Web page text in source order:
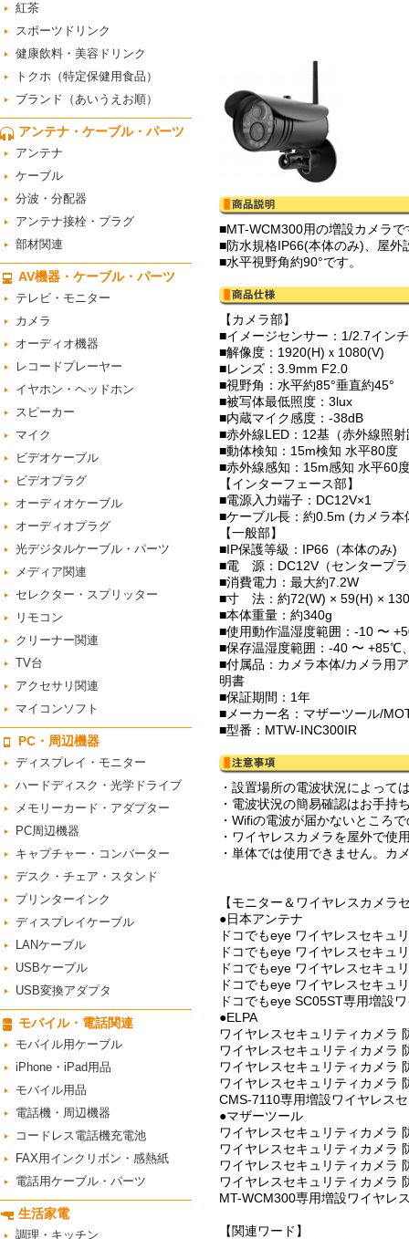
紅茶
スポーツドリンク
健康飲料・美容ドリンク
トクホ（特定保健用食品）
ブランド（あいうえお順）
アンテナ・ケーブル・パーツ
アンテナ
ケーブル
分波・分配器
アンテナ接栓・プラグ
部材関連
AV機器・ケーブル・パーツ
テレビ・モニター
カメラ
オーディオ機器
レコードプレーヤー
イヤホン・ヘッドホン
スピーカー
マイク
ビデオケーブル
ビデオプラグ
オーディオケーブル
オーディオプラグ
光デジタルケーブル・パーツ
メディア関連
セレクター・スプリッター
リモコン
クリーナー関連
TV台
アクセサリ関連
マイコンソフト
PC・周辺機器
ディスプレイ・モニター
ハードディスク・光学ドライブ
メモリーカード・アダプター
PC周辺機器
キャプチャー・コンバーター
デスク・チェア・スタンド
プリンターインク
ディスプレイケーブル
LANケーブル
USBケーブル
USB変換アダプタ
モバイル・電話関連
モバイル用ケーブル
iPhone・iPad用品
モバイル用品
電話機・周辺機器
コードレス電話機充電池
FAX用インクリボン・感熱紙
電話用ケーブル・パーツ
生活家電
調理・キッチン
■MT-WCM300用の増設カメラで
■防水規格IP66(本体のみ)、屋外
■水平視野角約90°です。
【カメラ部】
■イメージセンサー：1/2.7イン
■解像度：1920(H)ｘ1080(V)
■レンズ：3.9mm F2.0
■視野角：水平約85°垂直約45°
■被写体最低照度：3lux
■内蔵マイク感度：-38dB
■赤外線LED：12基（赤外線照
■動体検知：15m検知 水平80度
■赤外線感知：15m感知 水平60
【インターフェース部】
■電源入力端子：DC12V×1
■ケーブル長：約0.5m (カメラ
【一般部】
■IP保護等級：IP66（本体のみ)
■電 源：DC12V（センタープ
■消費電力：最大約7.2W
■寸 法：約72(W) × 59(H) ×
■本体重量：約340g
■使用動作温湿度範囲：-10 〜
■保存温湿度範囲：-40 〜 +85℃
■付属品：カメラ本体/カメラ用
明書
■保証期間：1年
■メーカー名：マザーツール/
■型番：MTW-INC300IR
・設置場所の電波状況によって
・電波状況の簡易確認はお手持
・Wifiの電波が届かないところ
・ワイヤレスカメラを屋外で使
・単体では使用できません。カ
【モニター＆ワイヤレスカメラ
●日本アンテナ
ドコでもeye ワイヤレスセキュ
ドコでもeye ワイヤレスセキュ
ドコでもeye ワイヤレスセキュ
ドコでもeye ワイヤレスセキュ
ドコでもeye SC05ST専用増設
●ELPA
ワイヤレスセキュリティカメラ
ワイヤレスセキュリティカメラ
ワイヤレスセキュリティカメラ
ワイヤレスセキュリティカメラ
CMS-7110専用増設ワイヤレス
●マザーツール
ワイヤレスセキュリティカメラ
ワイヤレスセキュリティカメラ
ワイヤレスセキュリティカメラ
ワイヤレスセキュリティカメラ
MT-WCM300専用増設ワイヤレ
【関連ワード】